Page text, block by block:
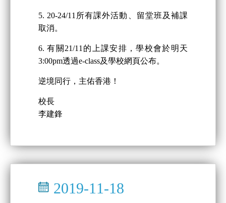
5. 20-24/11所有課外活動、留堂班及補課
取消。
6. 有關21/11的上課安排，學校會於明天
3:00pm透過e-class及學校網頁公布。
逆境同行，主佑香港！
校長
李建鋒
2019-11-18